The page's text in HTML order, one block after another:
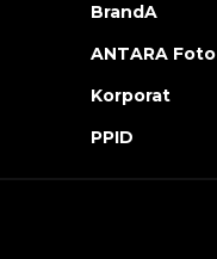
BrandA
ANTARA Foto
Korporat
PPID